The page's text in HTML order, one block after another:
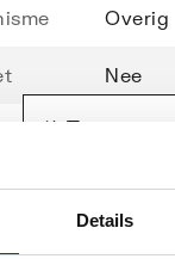
Details
Overig
Nee
Nee
Toon meer